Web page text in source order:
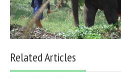
Related Articles